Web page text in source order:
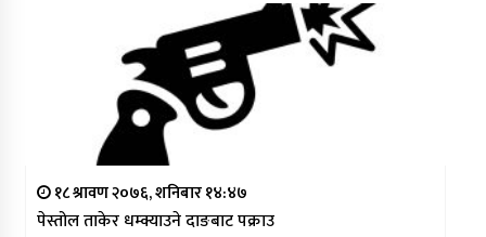
१८ श्रावण २०७६, शनिबार १४:४७
पेस्तोल ताकेर धम्क्याउने दाङबाट पक्राउ